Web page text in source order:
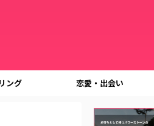
ング 恋愛・出会い